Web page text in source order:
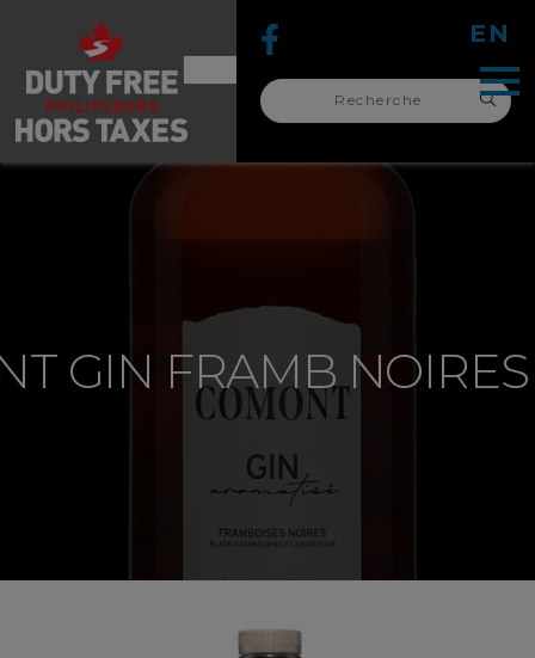
pour :
EN
recherche
pour :
GIN FRAMB